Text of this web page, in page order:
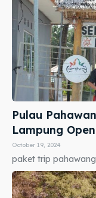
Pulau
Lampung
October 19, 2024
paket trip